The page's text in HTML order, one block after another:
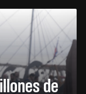
de